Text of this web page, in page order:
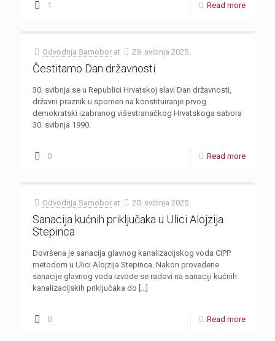
1 Read more
Odvodnja Samobor at 29. svibnja 2025.
Čestitamo Dan državnosti
30. svibnja se u Republici Hrvatskoj slavi Dan državnosti,
državni praznik u spomen na konstituiranje prvog
demokratski izabranog višestranačkog Hrvatskoga sabora
30. svibnja 1990.
0 Read more
Odvodnja Samobor at 20. svibnja 2025.
Sanacija kućnih priključaka u Ulici Alojzija
Stepinca
Dovršena je sanacija glavnog kanalizacijskog voda CIPP
metodom u Ulici Alojzija Stepinca. Nakon provedene
sanacije glavnog voda izvode se radovi na sanaciji kućnih
kanalizacijskih priključaka do […]
0 Read more